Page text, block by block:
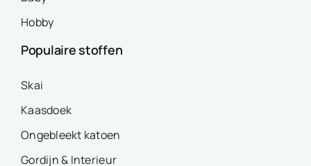
Hobby
Populaire stoffen
Skai
Kaasdoek
Ongebleekt katoen
Gordijn & Interieur